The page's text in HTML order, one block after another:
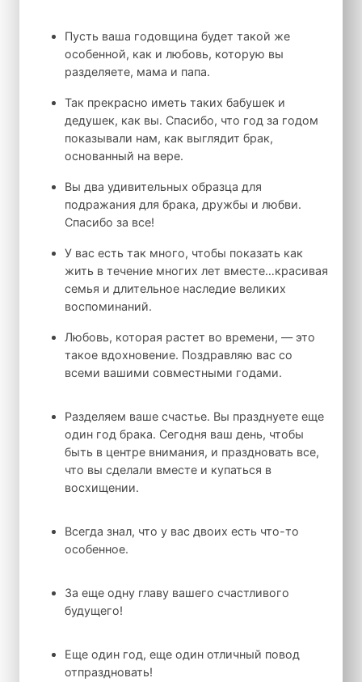
Пусть ваша годовщина будет такой же
особенной, как и любовь, которую вы
разделяете, мама и папа.
Так прекрасно иметь таких бабушек и
дедушек, как вы. Спасибо, что год за годом
показывали нам, как выглядит брак,
основанный на вере.
Вы два удивительных образца для
подражания для брака, дружбы и любви.
Спасибо за все!
У вас есть так много, чтобы показать как
жить в течение многих лет вместе…красивая
семья и длительное наследие великих
воспоминаний.
Любовь, которая растет во времени, — это
такое вдохновение. Поздравляю вас со
всеми вашими совместными годами.
Разделяем ваше счастье. Вы празднуете еще
один год брака. Сегодня ваш день, чтобы
быть в центре внимания, и праздновать все,
что вы сделали вместе и купаться в
восхищении.
Всегда знал, что у вас двоих есть что-то
особенное.
За еще одну главу вашего счастливого
будущего!
Еще один год, еще один отличный повод
отпраздновать!